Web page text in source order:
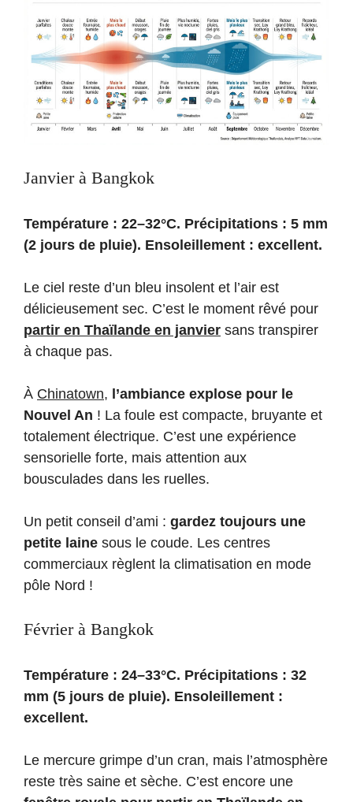
Janvier à Bangkok
Température : 22–32°C. Précipitations : 5 mm
(2 jours de pluie). Ensoleillement : excellent.
Le ciel reste d’un bleu insolent et l’air est
délicieusement sec. C’est le moment rêvé pour
partir en Thaïlande en janvier sans transpirer
à chaque pas.
À Chinatown, l’ambiance explose pour le
Nouvel An ! La foule est compacte, bruyante et
totalement électrique. C’est une expérience
sensorielle forte, mais attention aux
bousculades dans les ruelles.
Un petit conseil d’ami : gardez toujours une
petite laine sous le coude. Les centres
commerciaux règlent la climatisation en mode
pôle Nord !
Février à Bangkok
Température : 24–33°C. Précipitations : 32
mm (5 jours de pluie). Ensoleillement :
excellent.
Le mercure grimpe d’un cran, mais l’atmosphère
reste très saine et sèche. C’est encore une